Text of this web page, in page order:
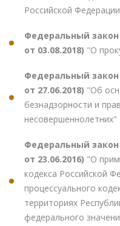
Российской
Федеральный закон
от 03.08.2018) "О
Федеральный закон
от 27.06.2018) "Об
безнадзорности и
несовершеннолетних"
Федеральный закон
от 23.06.2016) "О
кодекса Российской
процессуального
территориях
федерального